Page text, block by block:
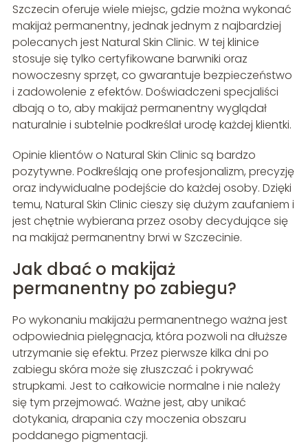
Szczecin oferuje wiele miejsc, gdzie można wykonać
makijaż permanentny, jednak jednym z najbardziej
polecanych jest Natural Skin Clinic. W tej klinice
stosuje się tylko certyfikowane barwniki oraz
nowoczesny sprzęt, co gwarantuje bezpieczeństwo
i zadowolenie z efektów. Doświadczeni specjaliści
dbają o to, aby makijaż permanentny wyglądał
naturalnie i subtelnie podkreślał urodę każdej klientki.
Opinie klientów o Natural Skin Clinic są bardzo
pozytywne. Podkreślają one profesjonalizm, precyzję
oraz indywidualne podejście do każdej osoby. Dzięki
temu, Natural Skin Clinic cieszy się dużym zaufaniem i
jest chętnie wybierana przez osoby decydujące się
na makijaż permanentny brwi w Szczecinie.
Jak dbać o makijaż
permanentny po zabiegu?
Po wykonaniu makijażu permanentnego ważna jest
odpowiednia pielęgnacja, która pozwoli na dłuższe
utrzymanie się efektu. Przez pierwsze kilka dni po
zabiegu skóra może się złuszczać i pokrywać
strupkami. Jest to całkowicie normalne i nie należy
się tym przejmować. Ważne jest, aby unikać
dotykania, drapania czy moczenia obszaru
poddanego pigmentacji.